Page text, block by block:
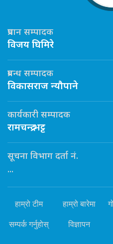
प्रधान सम्पादक
विजय घिमिरे
प्रबन्ध सम्पादक
विकासराज न्यौपाने
कार्यकारी सम्पादक
रामचन्द्र भट्ट
सूचना विभाग दर्ता नं.
...
हाम्रो टीम हाम्रो बारेमा
सम्पर्क गर्नुहोस् विज्ञापन